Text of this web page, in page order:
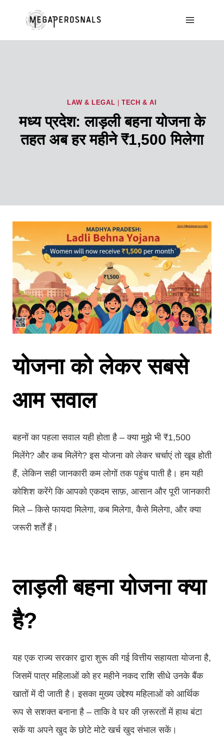
LAW & LEGAL |TECH & AI
मध्य प्रदेश: लाड़ली बहना योजना के
तहत अब हर महीने ₹1,500 मिलेगा
योजना को लेकर सबसे
आम सवाल
बहनों का पहला सवाल यही होता है – क्या मुझे भी ₹1,500
मिलेंगे? और कब मिलेंगे? इस योजना को लेकर चर्चाएं तो खूब होती
हैं, लेकिन सही जानकारी कम लोगों तक पहुंच पाती है। हम यही
कोशिश करेंगे कि आपको एकदम साफ़, आसान और पूरी जानकारी
मिले – किसे फायदा मिलेगा, कब मिलेगा, कैसे मिलेगा, और क्या
जरूरी शर्तें हैं।
लाड़ली बहना योजना क्या
है?
यह एक राज्य सरकार द्वारा शुरू की गई वित्तीय सहायता योजना है,
जिसमें पात्र महिलाओं को हर महीने नकद राशि सीधे उनके बैंक
खातों में दी जाती है। इसका मुख्य उद्देश्य महिलाओं को आर्थिक
रूप से सशक्त बनाना है – ताकि वे घर की ज़रूरतों में हाथ बंटा
सकें या अपने खुद के छोटे मोटे खर्च खुद संभाल सकें।